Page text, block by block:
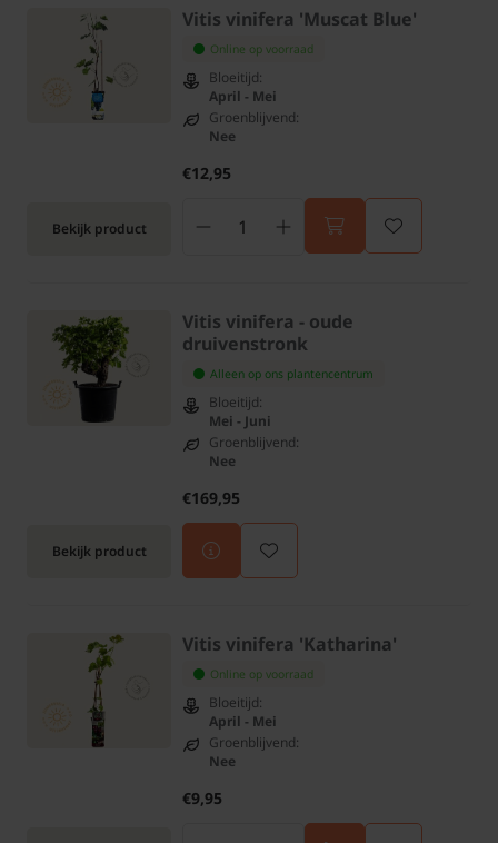
Bekijk product
Vitis vinifera 'Muscat Blue'
Online op voorraad
Bloeitijd:
April - Mei
Groenblijvend:
Nee
€12,95
Bekijk product
Vitis vinifera - oude
druivenstronk
Alleen op ons plantencentrum
Bloeitijd:
Mei - Juni
Groenblijvend:
Nee
€169,95
Vitis vinifera 'Katharina'
Online op voorraad
Bloeitijd:
April - Mei
Groenblijvend:
Nee
€9,95